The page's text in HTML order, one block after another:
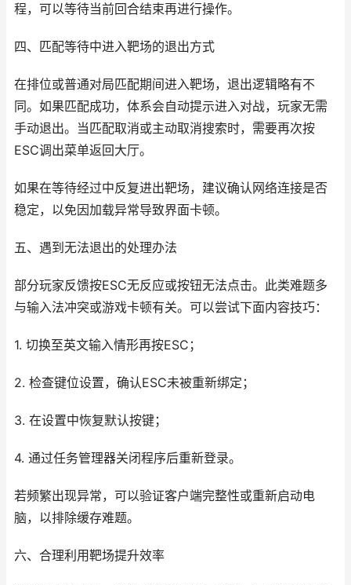
程，可以等待当前回合结束再进行操作。
四、匹配等待中进入靶场的退出方式
在排位或普通对局匹配期间进入靶场，退出逻辑略有不
同。如果匹配成功，体系会自动提示进入对战，玩家无需
手动退出。当匹配取消或主动取消搜索时，需要再次按
ESC调出菜单返回大厅。
如果在等待经过中反复进出靶场，建议确认网络连接是否
稳定，以免因加载异常导致界面卡顿。
五、遇到无法退出的处理办法
部分玩家反馈按ESC无反应或按钮无法点击。此类难题多
与输入法冲突或游戏卡顿有关。可以尝试下面内容技巧：
1. 切换至英文输入情形再按ESC；
2. 检查键位设置，确认ESC未被重新绑定；
3. 在设置中恢复默认按键；
4. 通过任务管理器关闭程序后重新登录。
若频繁出现异常，可以验证客户端完整性或重新启动电
脑，以排除缓存难题。
六、合理利用靶场提升效率